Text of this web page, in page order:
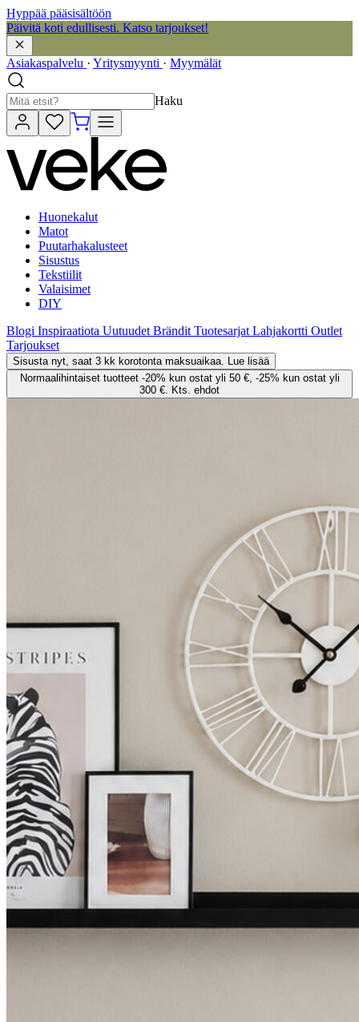
Hyppää pääsisältöön
Päivitä koti edullisesti. Katso tarjoukset!
Asiakaspalvelu · Yritysmyynti · Myymälät
Haku
Huonekalut
Matot
Puutarhakalusteet
Sisustus
Tekstiilit
Valaisimet
DIY
Blogi Inspiraatiota Uutuudet Brändit Tuotesarjat Lahjakortti Outlet
Tarjoukset
Sisusta nyt, saat 3 kk korotonta maksuaikaa. Lue lisää
Normaalihintaiset tuotteet -20% kun ostat yli 50 €, -25% kun ostat yli
300 €. Kts. ehdot